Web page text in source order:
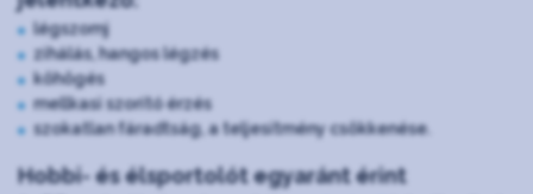
légszomj
zihálás, hangos légzés
köhögés
mellkasi szorító érzés
szokatlan fáradtság, a teljesítmény csökkenése.
Hobbi- és élsportolót egyaránt érint